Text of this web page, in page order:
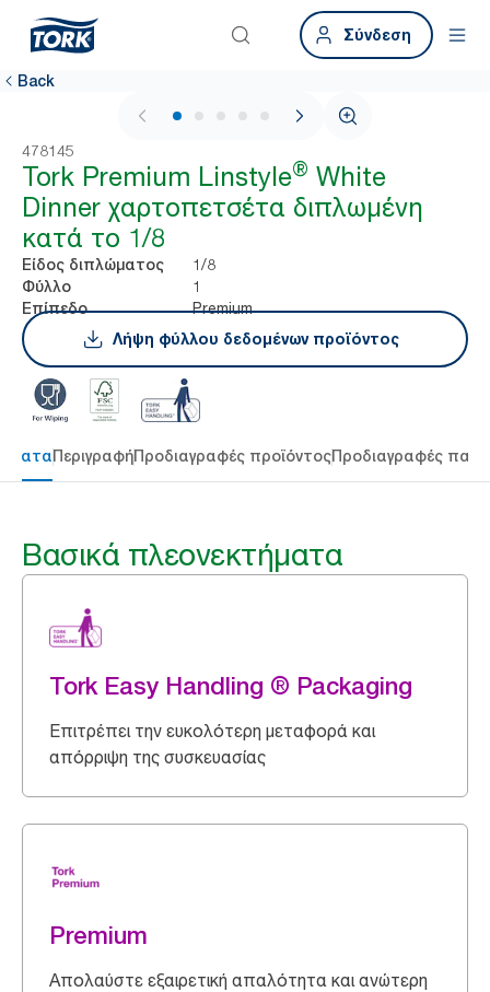
Σύνδεση
Back
1 / 5
478145
Tork Premium Linstyle® White
Dinner χαρτοπετσέτα διπλωμένη
κατά το 1/8
Είδος διπλώματος 1/8
Φύλλο 1
Επίπεδο
Premium
Λήψη φύλλου δεδομένων προϊόντος
ΠεριγραφήΠροδιαγραφές προϊόντοςΠροδιαγραφές
Βασικά πλεονεκτήματα
Tork Easy Handling ® Packaging
Επιτρέπει την ευκολότερη μεταφορά και
απόρριψη της συσκευασίας
Premium
Απολαύστε εξαιρετική απαλότητα και ανώτερη